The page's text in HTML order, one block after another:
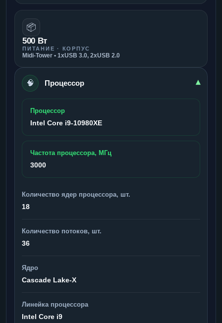
📦
500 Вт
ПИТАНИЕ · КОРПУС
Midi-Tower • 1xUSB 3.0, 2xUSB 2.0
🧠 Процессор ▾
Процессор
Intel Core i9-10980XE
Частота процессора, МГц
3000
Количество ядер процессора, шт.
18
Количество потоков, шт.
36
Ядро
Cascade Lake-X
Линейка процессора
Intel Core i9